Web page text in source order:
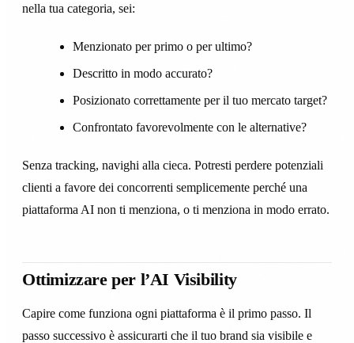
nella tua categoria, sei:
Menzionato per primo o per ultimo?
Descritto in modo accurato?
Posizionato correttamente per il tuo mercato target?
Confrontato favorevolmente con le alternative?
Senza tracking, navighi alla cieca. Potresti perdere potenziali
clienti a favore dei concorrenti semplicemente perché una
piattaforma AI non ti menziona, o ti menziona in modo errato.
Ottimizzare per l’AI Visibility
Capire come funziona ogni piattaforma è il primo passo. Il
passo successivo è assicurarti che il tuo brand sia visibile e